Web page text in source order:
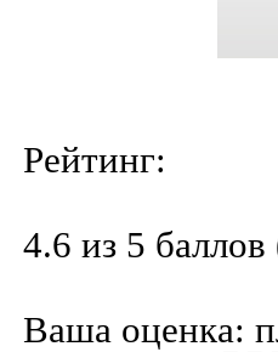
Рейтинг:
4.6 из 5 баллов
Ваша оценка: